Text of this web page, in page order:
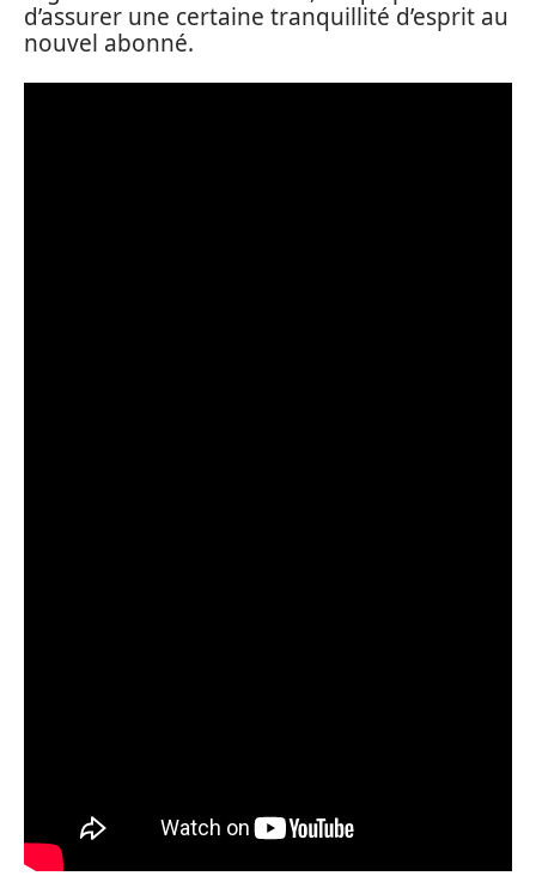
d’assurer une certaine tranquillité d’esprit au
nouvel abonné.